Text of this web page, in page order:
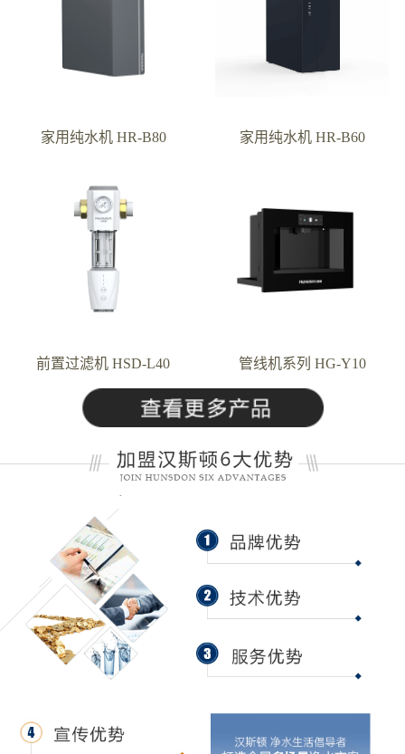
家用纯水机 HR-B80 家用纯水机 HR-B60
前置过滤机 HSD-L40 管线机系列 HG-Y10